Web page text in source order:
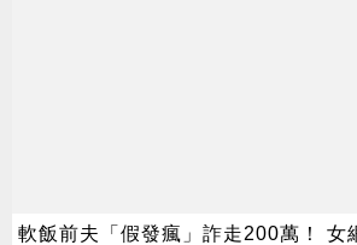
軟飯前夫「假發瘋」詐走200萬！ 女